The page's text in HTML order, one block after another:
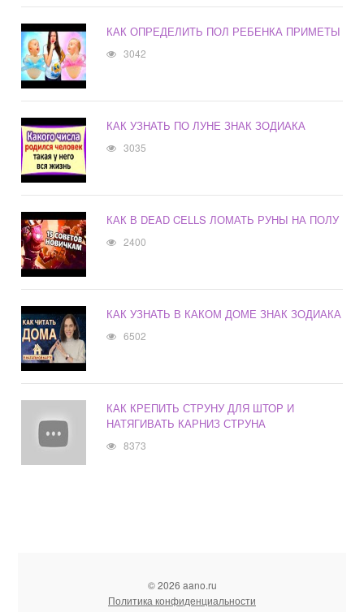
КАК ОПРЕДЕЛИТЬ ПОЛ РЕБЕНКА ПРИМЕТЫ
3042
КАК УЗНАТЬ ПО ЛУНЕ ЗНАК ЗОДИАКА
3035
КАК В DEAD CELLS ЛОМАТЬ РУНЫ НА ПОЛУ
2400
КАК УЗНАТЬ В КАКОМ ДОМЕ ЗНАК ЗОДИАКА
6502
КАК КРЕПИТЬ СТРУНУ ДЛЯ ШТОР И
НАТЯГИВАТЬ КАРНИЗ СТРУНА
8373
© 2026 aano.ru
Политика конфиденциальности